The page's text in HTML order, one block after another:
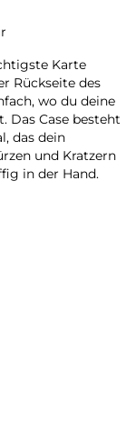
Karte
Rückseite des
wo du deine
Das Case besteht
das dein
und Kratzern
in der Hand.